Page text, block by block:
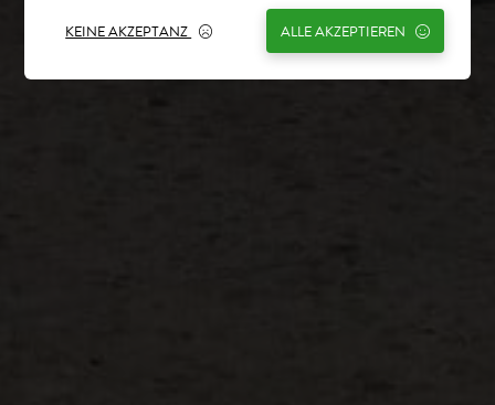
KEINE AKZEPTANZ ALLE AKZEPTIEREN